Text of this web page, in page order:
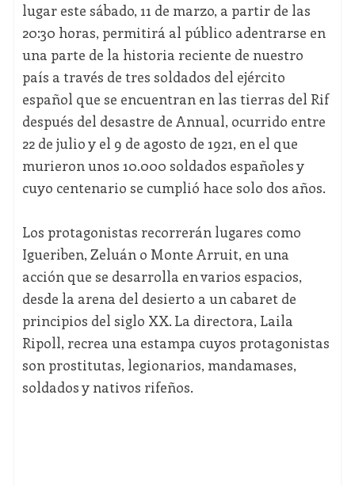
lugar este sábado, 11 de marzo, a partir de las
20:30 horas, permitirá al público adentrarse en
una parte de la historia reciente de nuestro
país a través de tres soldados del ejército
español que se encuentran en las tierras del Rif
después del desastre de Annual, ocurrido entre
22 de julio y el 9 de agosto de 1921, en el que
murieron unos 10.000 soldados españoles y
cuyo centenario se cumplió hace solo dos años.
Los protagonistas recorrerán lugares como
Igueriben, Zeluán o Monte Arruit, en una
acción que se desarrolla en varios espacios,
desde la arena del desierto a un cabaret de
principios del siglo XX. La directora, Laila
Ripoll, recrea una estampa cuyos protagonistas
son prostitutas, legionarios, mandamases,
soldados y nativos rifeños.